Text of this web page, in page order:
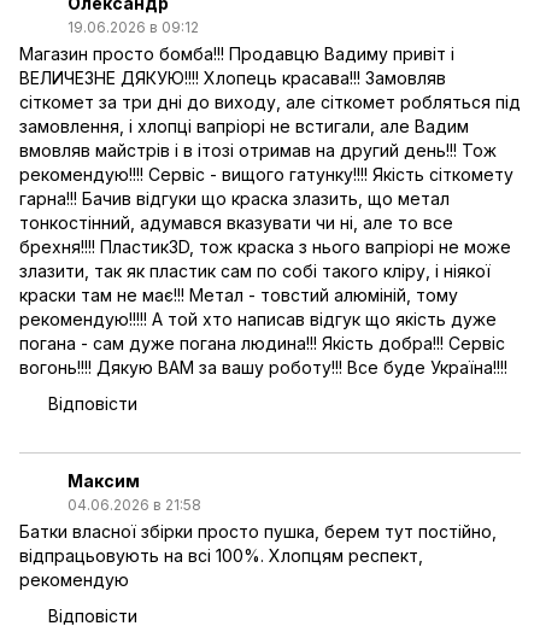
19.06.2026 в 09:12
Магазин просто бомба!!! Продавцю Вадиму привіт і
ВЕЛИЧЕЗНЕ ДЯКУЮ!!!! Хлопець красава!!! Замовляв
сіткомет за три дні до виходу, але сіткомет робляться під
замовлення, і хлопці вапріорі не встигали, але Вадим
вмовляв майстрів і в ітозі отримав на другий день!!! Тож
рекомендую!!!! Сервіс - вищого гатунку!!!! Якість сіткомету
гарна!!! Бачив відгуки що краска злазить, що метал
тонкостінний, адумався вказувати чи ні, але то все
брехня!!!! Пластик3D, тож краска з нього вапріорі не може
злазити, так як пластик сам по собі такого кліру, і ніякої
краски там не має!!! Метал - товстий алюміній, тому
рекомендую!!!!! А той хто написав відгук що якість дуже
погана - сам дуже погана людина!!! Якість добра!!! Сервіс
вогонь!!!! Дякую ВАМ за вашу роботу!!! Все буде Україна!!!!
Відповісти
Максим
04.06.2026 в 21:58
Батки власної збірки просто пушка, берем тут постійно,
відпрацьовують на всі 100%. Хлопцям респект,
рекомендую
Відповісти